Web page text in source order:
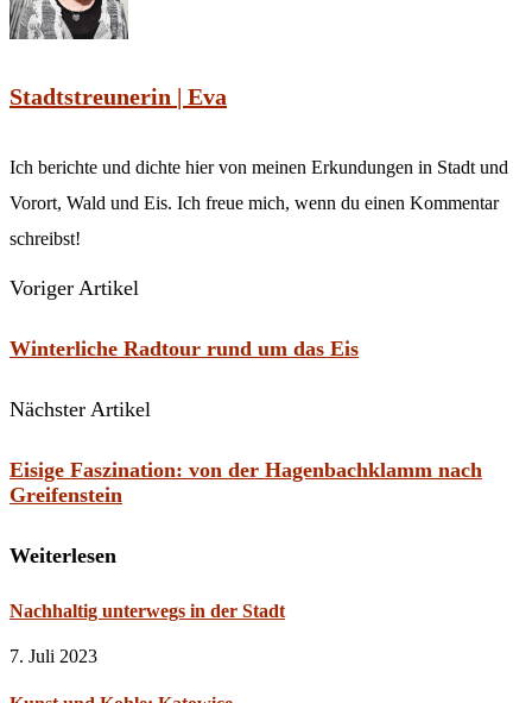
Stadtstreunerin | Eva
Ich berichte und dichte hier von meinen Erkundungen in Stadt und
Vorort, Wald und Eis. Ich freue mich, wenn du einen Kommentar
schreibst!
Voriger Artikel
Winterliche Radtour rund um das Eis
Nächster Artikel
Eisige Faszination: von der Hagenbachklamm nach
Greifenstein
Weiterlesen
Nachhaltig unterwegs in der Stadt
7. Juli 2023